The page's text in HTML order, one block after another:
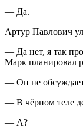
— Да.
Артур Павлович
— Да нет, я так
Марк планировал
— Он не
— В чёрном теле
— А?